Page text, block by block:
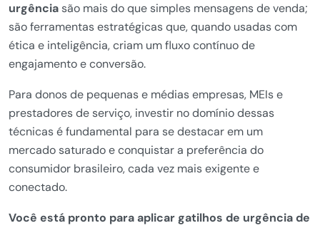
urgência são mais do que simples mensagens de venda;
são ferramentas estratégicas que, quando usadas com
ética e inteligência, criam um fluxo contínuo de
engajamento e conversão.
Para donos de pequenas e médias empresas, MEIs e
prestadores de serviço, investir no domínio dessas
técnicas é fundamental para se destacar em um
mercado saturado e conquistar a preferência do
consumidor brasileiro, cada vez mais exigente e
conectado.
Você está pronto para aplicar gatilhos de urgência de